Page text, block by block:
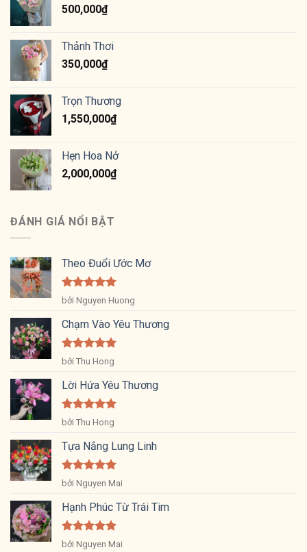
500,000₫
Thảnh Thơi
350,000₫
Trọn Thương
1,550,000₫
Hẹn Hoa Nở
2,000,000₫
ĐÁNH GIÁ NỔI BẬT
Theo Đuổi Ước Mơ
Được xếp
hạng 55
sao
bởi Nguyen Huong
Chạm Vào Yêu Thương
Được xếp
sao
bởi Thu Hong
Lời Hứa Yêu Thương
Được xếp
sao
bởi Thu Hong
Tựa Nắng Lung Linh
Được xếp
hạng 55
sao
bởi Nguyen Mai
Hạnh Phúc Từ Trái Tim
Được xếp
bởi Nguyen Mai